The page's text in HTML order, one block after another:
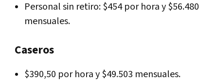
Personal sin retiro: $454 por hora y $56.480
mensuales.
Caseros
$390,50 por hora y $49.503 mensuales.